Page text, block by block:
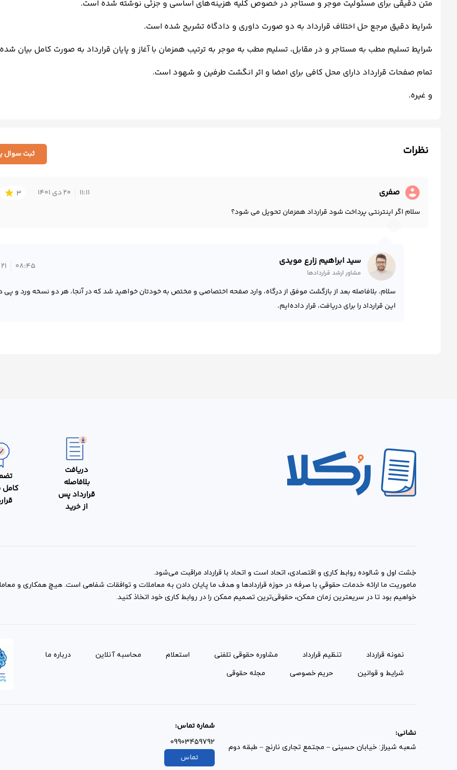
متن دقیقی برای مسئولیت موجر و مستاجر در خصوص کلیه هزینه‌های اساسی و جزئی نوشته شده است.
شرایط دقیق مرجع حل اختلاف قرارداد به دو صورت داوری و دادگاه تشریح شده است.
شرایط تسلیم مطب به مستاجر و در مقابل، تسلیم مطب به موجر به ترتیب همزمان با آغاز و پایان قرارداد به صورت کامل بیان
تمام صفحات قرارداد دارای محل کافی برای امضا و اثر انگشت طرفین و شهود است.
و غیره.
نظرات ثبت سوال
account_circle صفری 11:11 20 دی 1401 3
star
سلام اگر اینترنتی پرداخت شود قرارداد همزمان تحویل می شود؟
سید ابراهیم زارع مویدی
مشاور ارشد قراردادها
08:45 21 دی 1401
سلام. بلافاصله بعد از بازگشت موفق از درگاه، وارد صفحه اختصاصی و مختص به خودتان خواهید شد که در آنجا، هر دو نسخه ورد و
این قرارداد را برای دریافت، قرار داده‌ایم.
دریافت
بلافاصله
قرارداد پس
از خرید
کامل
خِشت اول و شالوده روابط کاری و اقتصادی، اتحاد است و اتحاد با قرارداد مراقبت می‌شود.
ماموریت ما ارائه خدمات حقوقیِ با صرفه در حوزه قراردادها و هدف ما پایان دادن به معاملات و توافقات شفاهی است. هیچ همکاری و
خواهیم بود تا در سریعترین زمان ممکن، حقوقی‌ترین تصمیم ممکن را در روابط کاری خود اتخاذ کنید.
نمونه قرارداد‌ تنظیم قرارداد مشاوره حقوقی تلفنی استعلام محاسبه آنلاین
درباره ما
شرایط و قوانین
حریم خصوصی مجله حقوقی
نشانی:
شعبه شیراز: خیابان حسینی – مجتمع تجاری نارنج – طبقه دوم
شماره تماس:
09903459792
تماس